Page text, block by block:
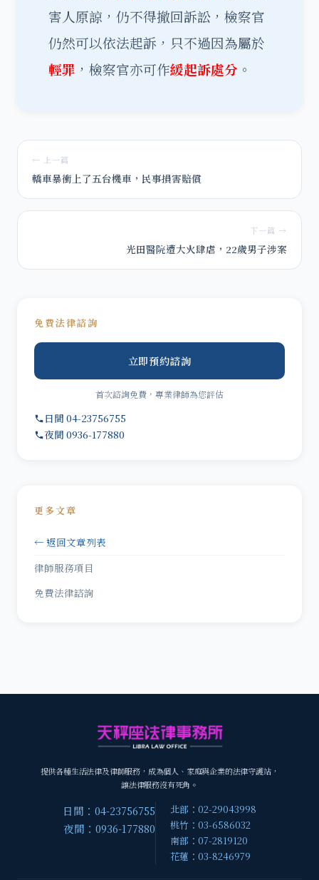
害人原諒，仍不得撤回訴訟，檢察官
仍然可以依法起訴，只不過因為屬於
輕罪 ，檢察官亦可作緩起訴處分 。
← 上一篇
轎車暴衝上了五台機車，民事損害賠償
下一篇 →
光田醫院遭大火肆虐，22歲男子涉案
免費法律諮詢
立即預約諮詢
首次諮詢免費，專業律師為您評估
日間 04-23756755
夜間 0936-177880
更多文章
← 返回文章列表
律師服務項目
免費法律諮詢
提供各種生活法律及律師服務，成為個人、家庭與企業的法律守護站，
讓法律服務沒有死角。
日間：04-23756755
夜間：0936-177880
北部：02-29043998
桃竹：03-6586032
南部：07-2819120
花蓮：03-8246979